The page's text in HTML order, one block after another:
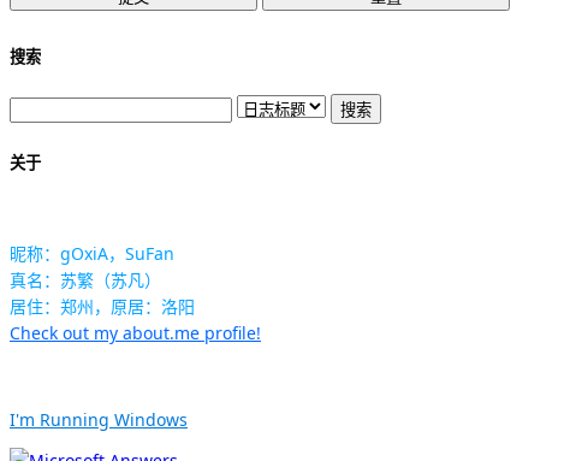
搜索
关于
昵称：gOxiA，SuFan
真名：苏繁（苏凡）
居住：郑州，原居：洛阳
Check out my about.me profile!
I'm Running Windows